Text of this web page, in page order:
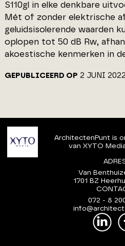
S110gl in elke denkbare
Mét of zonder elektrische
geluidsisolerende waarden
oplopen tot 50 dB Rw,
akoestische kenmerken in
GEPUBLICEERD OP 2 JUNI
ArchitectenPunt is
van XYTO
Van
1701 BZ
072 - 8